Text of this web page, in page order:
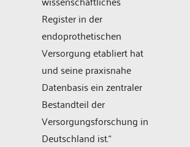
Register in der
endoprothetischen
Versorgung etabliert hat
und seine praxisnahe
Datenbasis ein zentraler
Bestandteil der
Versorgungsforschung in
Deutschland ist.“